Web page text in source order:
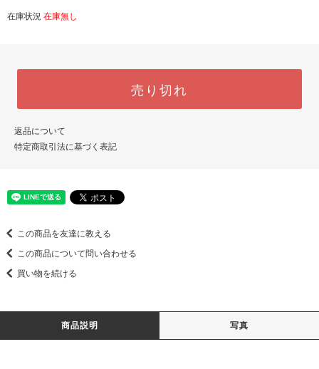
在庫状況 在庫無し
売り切れ
返品について
特定商取引法に基づく表記
この商品を友達に教える
この商品について問い合わせる
買い物を続ける
商品説明 写真